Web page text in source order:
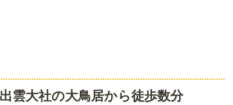
雲大社の大鳥居から徒歩数分